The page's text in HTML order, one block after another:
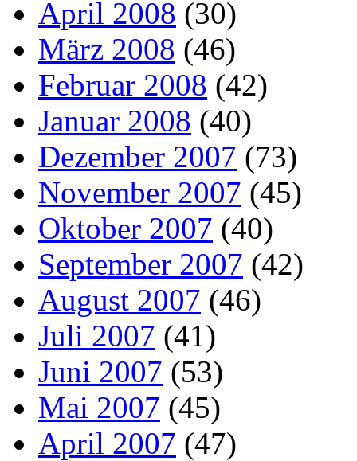
April 2008 (30)
März 2008 (46)
Februar 2008 (42)
Januar 2008 (40)
Dezember 2007 (73)
November 2007 (45)
Oktober 2007 (40)
September 2007 (42)
August 2007 (46)
Juli 2007 (41)
Juni 2007 (53)
Mai 2007 (45)
April 2007 (47)